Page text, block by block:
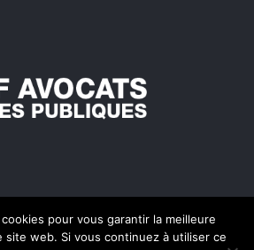
Affaires Publiques.
pour vous garantir la meilleure
site web. Si vous continuez à utiliser ce